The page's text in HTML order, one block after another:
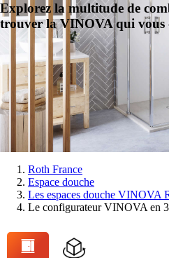
Explorez la multitude de
trouver la VINOVA qui vous
Vous
êtes
Roth France
Espace douche
Les espaces douche VINOVA
Le configurateur VINOVA en